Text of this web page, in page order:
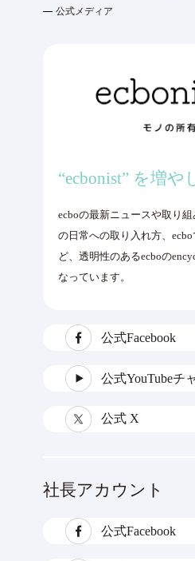
公式メディア
“ecbonist” を増や
ecboの最新ニュースや取り
の日常への取り入れ方、
ど、透明性のあるecboの
なっています。
公式Facebook
公式YouTubeチ
公式 X
社長アカウント
公式Facebook